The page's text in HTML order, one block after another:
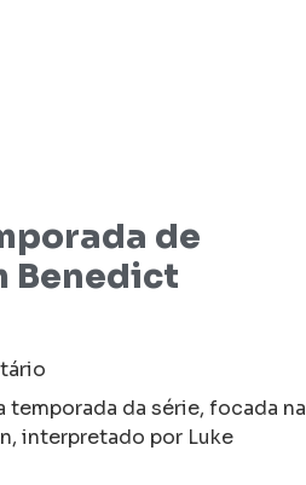
de
Benedict
da série, focada na
interpretado por Luke